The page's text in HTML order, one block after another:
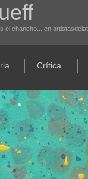
el chancho... en
Crítica